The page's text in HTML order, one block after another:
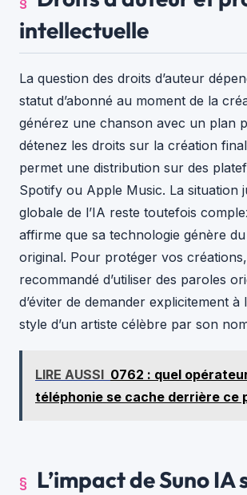
intellectuelle
La question des droits d’auteur
statut d’abonné au moment de la
générez une chanson avec un plan
détenez les droits sur la création
permet une distribution sur des
Spotify ou Apple Music. La situation
globale de l’IA reste toutefois
affirme que sa technologie génère
original. Pour protéger vos
recommandé d’utiliser des paroles
d’éviter de demander explicitement à
style d’un artiste célèbre par son
LIRE AUSSI 0762 : quel
téléphonie se cache derrière ce
L’impact de Suno IA